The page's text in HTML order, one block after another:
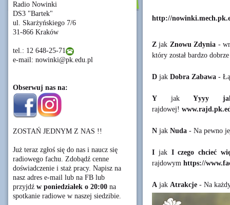
Radio Nowinki
DS3 "Bartek"
ul. Skarżyńskiego 7/6
31-866 Kraków
tel.: 12 648-25-71
e-mail: nowinki@pk.edu.pl
Obserwuj nas na:
ZOSTAŃ JEDNYM Z NAS !!
Już teraz zgłoś się do nas i naucz się
radiowego fachu. Zdobądź cenne
doświadczenie i staż pracy. Napisz na
nasz adres e-mail lub na FB lub
przyjdź w poniedziałek o 20:00 na
spotkanie radiowe w naszej siedzibie.
http://
Z jak Znowu Zdynia -
który został bardzo
D jak Dobra Zabawa -
Y jakYyyy
rajdowej!
N jak Nuda - Na pewno
I jakI czego chcieć
rajdowym https://
A jak Atrakcje - Na